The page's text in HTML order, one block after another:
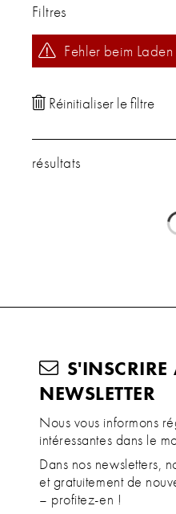
Filtres
Fehler beim
résultats
S'INSCRIRE
NEWSLETTER
Nous vous informons
intéressantes dans le
Dans nos newsletters,
et gratuitement de
– profitez-en !